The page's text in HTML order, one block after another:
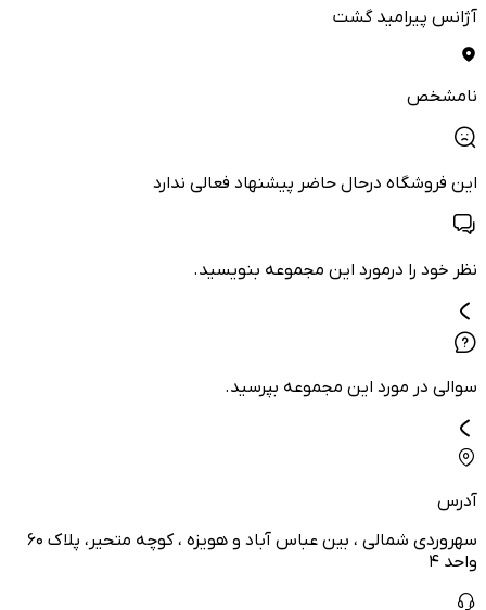
آژانس پیرامید گشت
نامشخص
این فروشگاه درحال حاضر پیشنهاد فعالی ندارد
نظر خود را درمورد این مجموعه بنویسید.
سوالی در مورد این مجموعه بپرسید.
آدرس
سهروردی شمالی ، بین عباس آباد و هویزه ، کوچه متحیر، پلاک ۶۰
واحد ۴